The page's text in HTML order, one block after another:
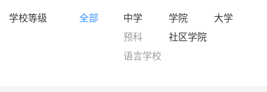
学校等级
全部 中学 学院
大学
预科
社区学院
语言学校